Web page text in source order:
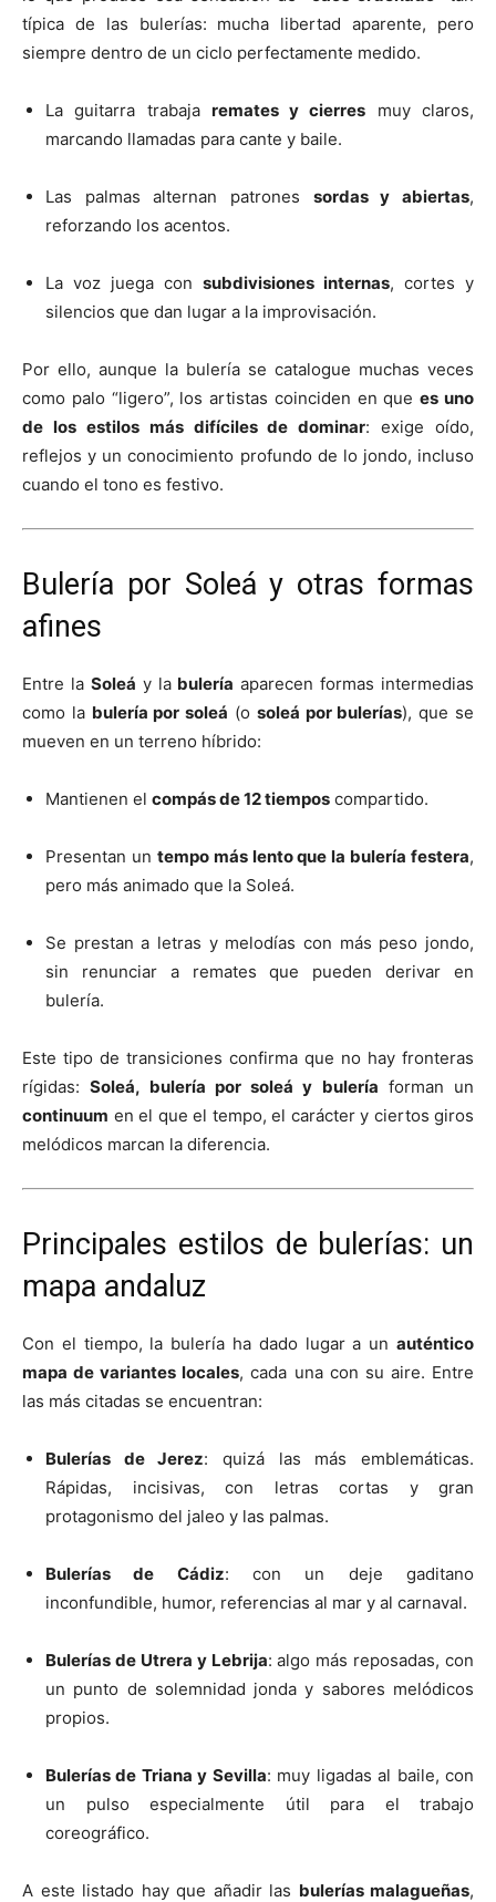
típica de las bulerías: mucha libertad aparente, pero
siempre dentro de un ciclo perfectamente medido.
La guitarra trabaja remates y cierres muy claros,
marcando llamadas para cante y baile.
Las palmas alternan patrones sordas y abiertas,
reforzando los acentos.
La voz juega con subdivisiones internas, cortes y
silencios que dan lugar a la improvisación.
Por ello, aunque la bulería se catalogue muchas veces
como palo “ligero”, los artistas coinciden en quees uno
de los estilos más difíciles de dominar: exige oído,
reflejos y un conocimiento profundo de lo jondo, incluso
cuando el tono es festivo.
Bulería por Soleá y otras formas
afines
Entre la Soleá y la bulería aparecen formas intermedias
como la bulería por soleá (o soleá por bulerías), que se
mueven en un terreno híbrido:
Mantienen el compás de 12 tiempos compartido.
Presentan un tempo más lento que la bulería festera,
pero más animado que la Soleá.
Se prestan a letras y melodías con más peso jondo,
sin renunciar a remates que pueden derivar en
bulería.
Este tipo de transiciones confirma que no hay fronteras
rígidas:Soleá, bulería por soleá y bulería forman un
continuum en el que el tempo, el carácter y ciertos giros
melódicos marcan la diferencia.
Principales estilos de bulerías: un
mapa andaluz
Con el tiempo, la bulería ha dado lugar a un auténtico
mapa de variantes locales, cada una con su aire. Entre
las más citadas se encuentran:
Bulerías de Jerez: quizá las más emblemáticas.
Rápidas, incisivas, con letras cortas y gran
protagonismo del jaleo y las palmas.
Bulerías de Cádiz: con un deje gaditano
inconfundible, humor, referencias al mar y al carnaval.
Bulerías de Utrera y Lebrija: algo más reposadas, con
un punto de solemnidad jonda y sabores melódicos
propios.
Bulerías de Triana y Sevilla: muy ligadas al baile, con
un pulso especialmente útil para el trabajo
coreográfico.
A este listado hay que añadir las bulerías malagueñas,